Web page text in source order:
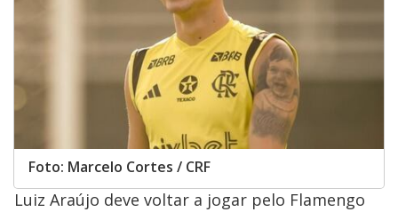
Foto: Marcelo Cortes / CRF
Luiz Araújo deve voltar a jogar pelo Flamengo